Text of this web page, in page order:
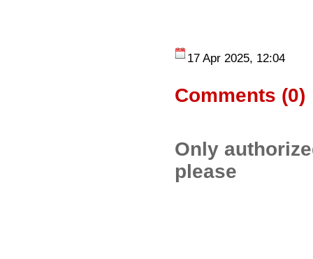
17 Apr 2025, 12:04
Comments (0)
Only
please